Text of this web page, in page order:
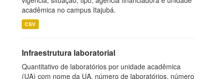
acadêmica no campus Itajubá.
CSV
Infraestrutura laboratorial
Quantitativo de laboratórios por unidade acadêmica
(UA) com nome da UA, número de laboratórios, número